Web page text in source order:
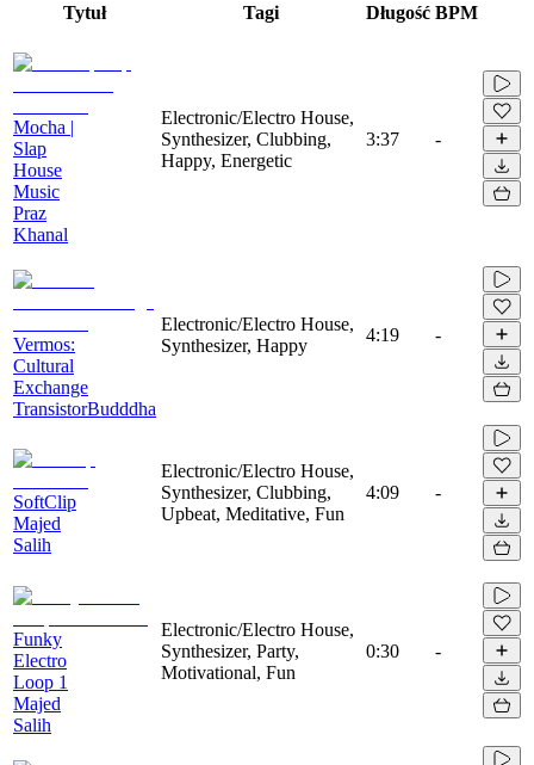
Tytuł Tagi Długość BPM
Mocha |
Slap
House
Music
Praz
Khanal
Electronic/Electro House,
Synthesizer, Clubbing,
Happy, Energetic
3:37 -
Vermos:
Сultural
Exchange
TransistorBudddha
Electronic/Electro House,
Synthesizer, Happy
4:19 -
SoftClip
Majed
Salih
Electronic/Electro House,
Synthesizer, Clubbing,
Upbeat, Meditative, Fun
4:09 -
Funky
Electro
Loop 1
Majed
Salih
Electronic/Electro House,
Synthesizer, Party,
Motivational, Fun
0:30 -